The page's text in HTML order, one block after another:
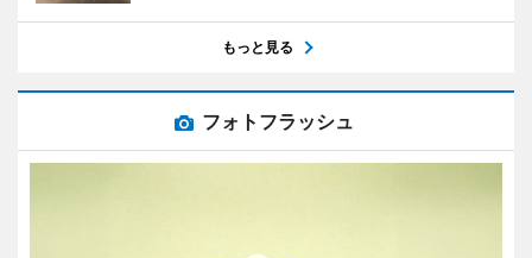
もっと見る
フォトフラッシュ